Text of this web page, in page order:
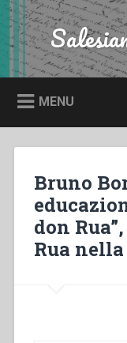
Skip
to
content
Search
MENU
Bruno
don
Rua nella